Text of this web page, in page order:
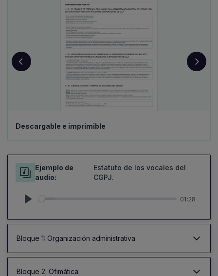
Descargable e imprimible
Ejemplo de
audio:
Estatuto de los vocales del
CGPJ.
01:28
Bloque 1: Organización administrativa
Bloque 2: Ofimática